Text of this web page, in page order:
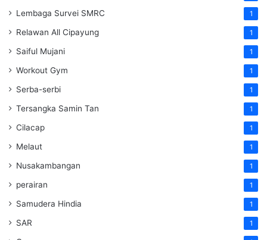
Lembaga Survei SMRC 1
Relawan All Cipayung 1
Saiful Mujani 1
Workout Gym 1
Serba-serbi 1
Tersangka Samin Tan 1
Cilacap 1
Melaut 1
Nusakambangan 1
perairan 1
Samudera Hindia 1
SAR 1